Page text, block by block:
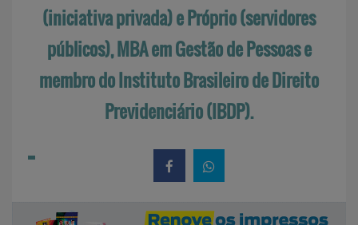
(iniciativa privada) e Próprio (servidores
públicos), MBA em Gestão de Pessoas e
membro do Instituto Brasileiro de Direito
Previdenciário (IBDP).